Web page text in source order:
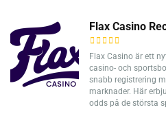
Flax Casino
Flax Casino är ett
casino- och
snabb registrering
marknader. Här
odds på de största